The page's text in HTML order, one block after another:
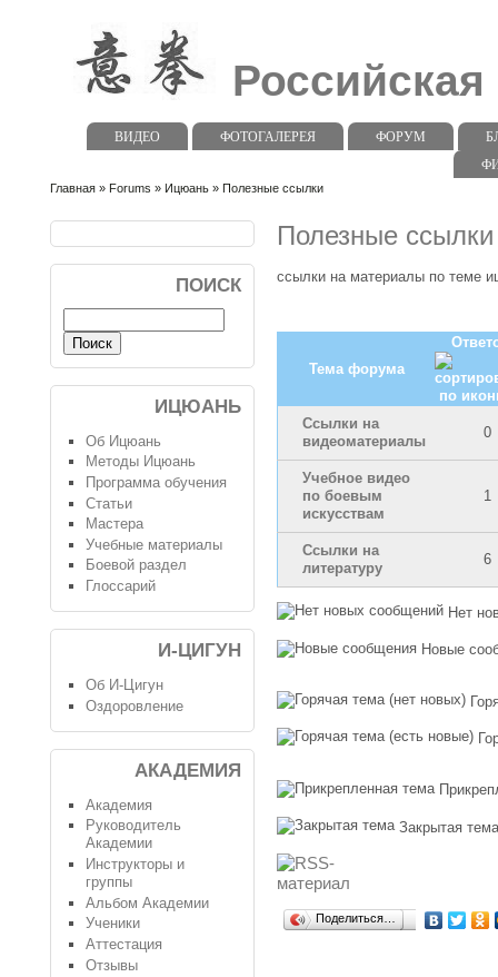
ВИДЕО ФОТОГАЛЕРЕЯ ФОРУМ
Главная » Forums » Ицюань » Полезные ссылки
Полезные ссылки
ссылки на материалы по теме
Тема форума
Ссылки на
видеоматериалы
0
Учебное видео
по боевым
искусствам
1
Ссылки на
литературу
6
Нет
Новые
Закрытая тема
Поделиться…
ПОИСК
ИЦЮАНЬ
Об Ицюань
Методы Ицюань
Программа обучения
Статьи
Мастера
Учебные материалы
Боевой раздел
Глоссарий
И-ЦИГУН
Об И-Цигун
Оздоровление
АКАДЕМИЯ
Академия
Руководитель
Академии
Инструкторы и
группы
Альбом Академии
Ученики
Аттестация
Отзывы